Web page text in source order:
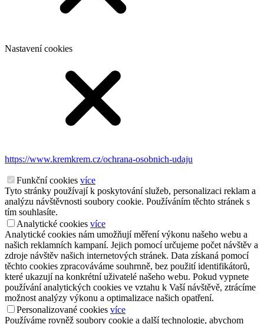
Nastavení cookies
https://www.kremkrem.cz/ochrana-osobnich-udaju
Funkční cookies více
Tyto stránky používají k poskytování služeb, personalizaci reklam a
analýzu návštěvnosti soubory cookie. Používáním těchto stránek s
tím souhlasíte.
Analytické cookies více
Analytické cookies nám umožňují měření výkonu našeho webu a
našich reklamních kampaní. Jejich pomocí určujeme počet návštěv a
zdroje návštěv našich internetových stránek. Data získaná pomocí
těchto cookies zpracováváme souhrnně, bez použití identifikátorů,
které ukazují na konkrétní uživatelé našeho webu. Pokud vypnete
používání analytických cookies ve vztahu k Vaší návštěvě, ztrácíme
možnost analýzy výkonu a optimalizace našich opatření.
Personalizované cookies více
Používáme rovněž soubory cookie a další technologie, abychom